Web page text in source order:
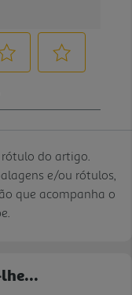
do artigo.
e/ou rótulos,
que acompanha o